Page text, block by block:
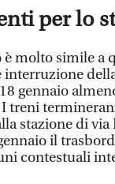
per lo
è molto simile a
interruzione
gennaio
treni
stazione di via
il
contestuali